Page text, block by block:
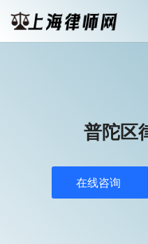
普陀区
在线咨询